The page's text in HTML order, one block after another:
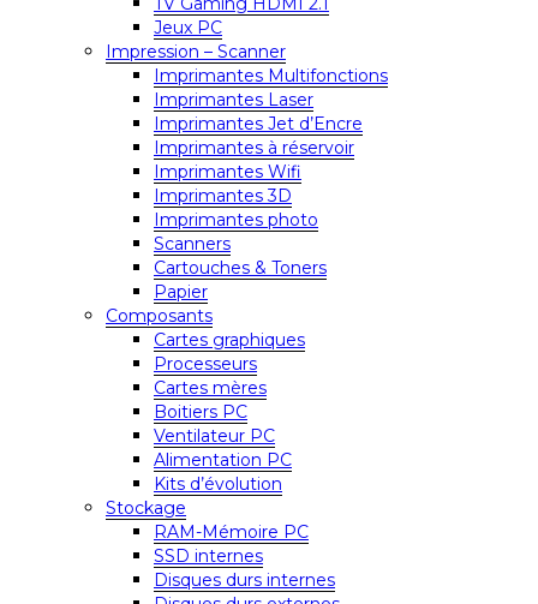
Jeux PC
Impression – Scanner
Imprimantes Multifonctions
Imprimantes Laser
Imprimantes Jet d’Encre
Imprimantes à réservoir
Imprimantes Wifi
Imprimantes 3D
Imprimantes photo
Scanners
Cartouches & Toners
Papier
Composants
Cartes graphiques
Processeurs
Cartes mères
Boitiers PC
Ventilateur PC
Alimentation PC
Kits d’évolution
Stockage
RAM-Mémoire PC
SSD internes
Disques durs internes